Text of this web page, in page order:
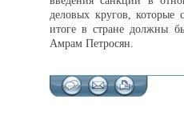
деловых кругов, которые
итоге в стране должны
Амрам Петросян.